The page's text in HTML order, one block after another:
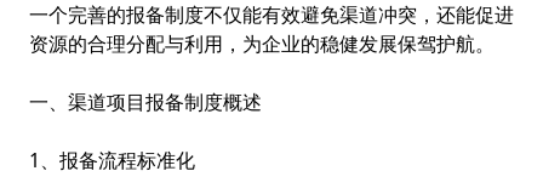
一个完善的报备制度不仅能有效避免渠道冲突，还能促进
资源的合理分配与利用，为企业的稳健发展保驾护航。
一、渠道项目报备制度概述
1、报备流程标准化